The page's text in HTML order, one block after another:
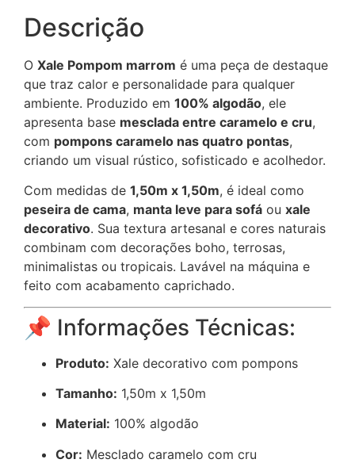
Descrição
O Xale Pompom marrom é uma peça de destaque
que traz calor e personalidade para qualquer
ambiente. Produzido em 100% algodão, ele
apresenta base mesclada entre caramelo e cru,
com pompons caramelo nas quatro pontas,
criando um visual rústico, sofisticado e acolhedor.
Com medidas de 1,50m x 1,50m, é ideal como
peseira de cama, manta leve para sofá ou xale
decorativo. Sua textura artesanal e cores naturais
combinam com decorações boho, terrosas,
minimalistas ou tropicais. Lavável na máquina e
feito com acabamento caprichado.
📌 Informações Técnicas:
Produto: Xale decorativo com pompons
Tamanho: 1,50m x 1,50m
Material: 100% algodão
Cor: Mesclado caramelo com cru